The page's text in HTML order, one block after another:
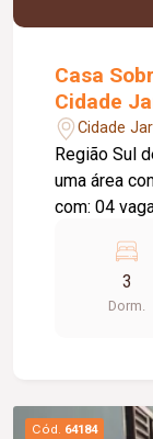
Casa
Cidade
Cidade
Região Sul
uma área
com: 04
Lavanderia
Pavimento
closet e
da cidade
3
Dorm.
Cód. 64184